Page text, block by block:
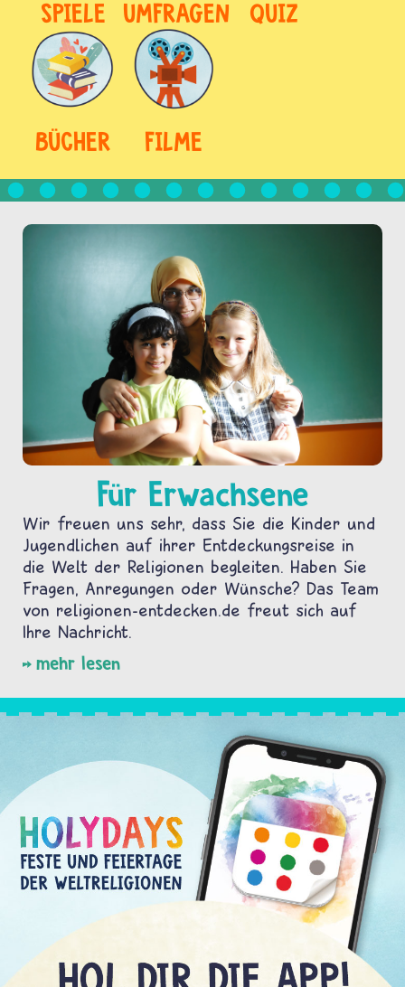
SPIELE UMFRAGEN QUIZ
BÜCHER FILME
Für Erwachsene
Wir freuen uns sehr, dass Sie die Kinder und
Jugendlichen auf ihrer Entdeckungsreise in
die Welt der Religionen begleiten. Haben Sie
Fragen, Anregungen oder Wünsche? Das Team
von religionen-entdecken.de freut sich auf
Ihre Nachricht.
mehr lesen